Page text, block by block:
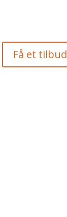
Få et tilbud